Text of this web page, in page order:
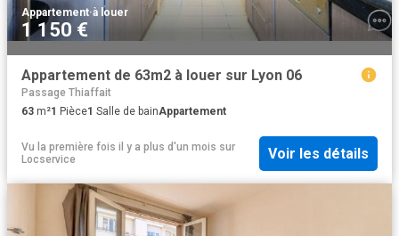
Appartement·à louer
1 150 €
Appartement de 63m2 à louer sur Lyon 06
Passage Thiaffait
63 m²1 Pièce1 Salle de bainAppartement
Vu la première fois il y a plus d'un mois sur
Locservice
Voir les détails